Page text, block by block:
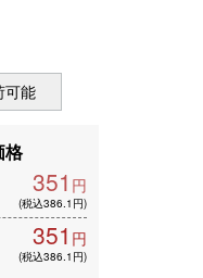
可能
格
351 円
(税込386.1円)
351 円
(税込386.1円)